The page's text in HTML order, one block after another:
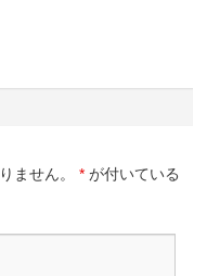
ません。 * が付いている